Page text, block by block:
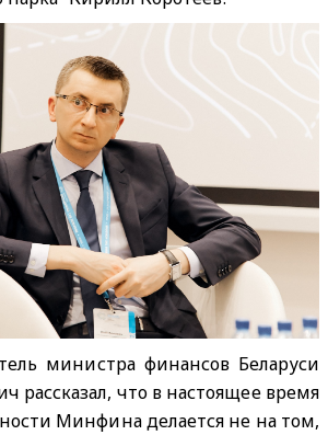
министра финансов Беларуси
рассказал, что в настоящее время
Минфина делается не на том,